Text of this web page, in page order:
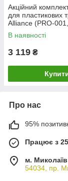
Акційний
для пластикових
Alliance (PRO-
STD-002, STD-
STD-001 у
В наявності
3 119 ₴
Про нас
95%
Працює з
м. Миколаїв
54034, пр.